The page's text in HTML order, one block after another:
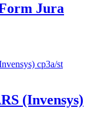
Jura
(Invensys)